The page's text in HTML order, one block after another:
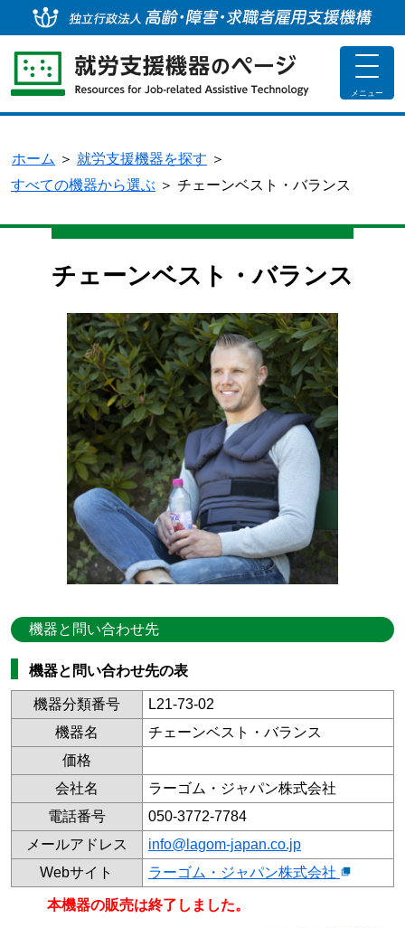
toggle
メニュー
ホーム ＞ 就労支援機器を探す ＞
すべての機器から選ぶ ＞ チェーンベスト・バランス
チェーンベスト・バランス
機器と問い合わせ先
機器と問い合わせ先の表
機器分類番号
L21-73-02
機器名
チェーンベスト・バランス
価格
会社名
ラーゴム・ジャパン株式会社
電話番号
050-3772-7784
メールアドレス
info@lagom-japan.co.jp
Webサイト
ラーゴム・ジャパン株式会社
本機器の販売は終了しました。